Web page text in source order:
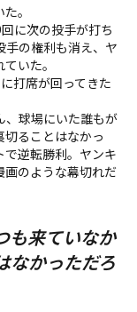
。
に次の投手が打ち
手の権利も消え、ヤ
いた。
打席が回ってきた
、球場にいた誰もが
ることはなかっ
逆転勝利。ヤンキ
のような幕切れだ
も来ていなか
なかっただろ